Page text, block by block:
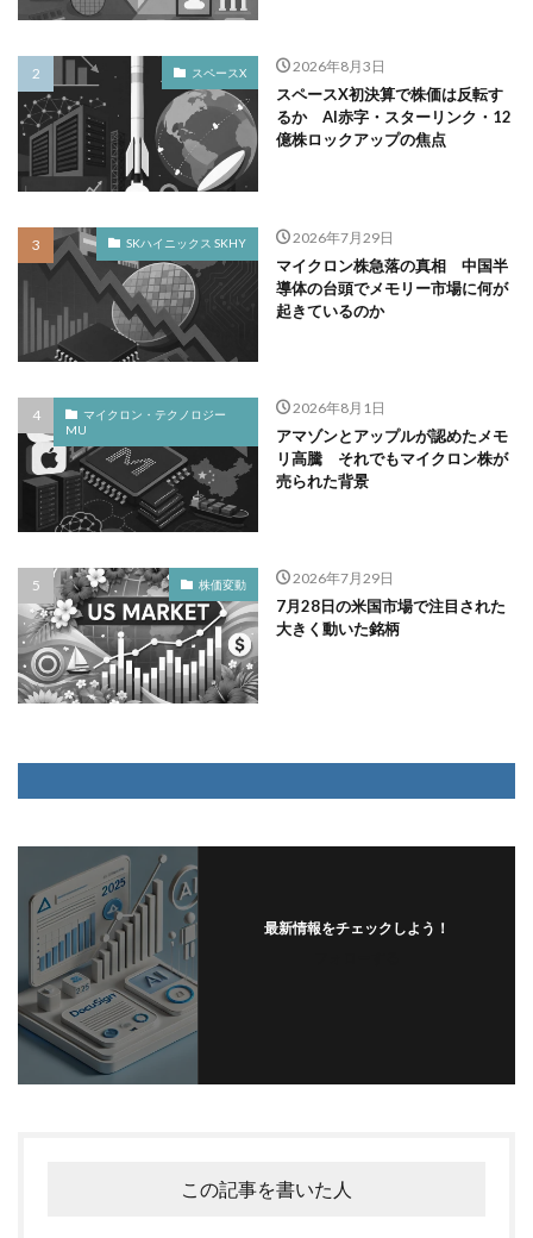
スペースX 2026年8月3日
スペースX初決算で株価は反転す
るか AI赤字・スターリンク・12
億株ロックアップの焦点
SKハイニックス SKHY 2026年7月29日
マイクロン株急落の真相 中国半
導体の台頭でメモリー市場に何が
起きているのか
マイクロン・テクノロジー
MU
2026年8月1日
アマゾンとアップルが認めたメモ
リ高騰 それでもマイクロン株が
売られた背景
株価変動 2026年7月29日
7月28日の米国市場で注目された
大きく動いた銘柄
最新情報をチェックしよう！
この記事を書いた人